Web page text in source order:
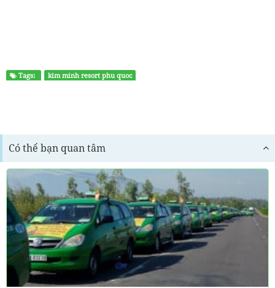
Tags: kim minh resort phu quoc
Có thể bạn quan tâm